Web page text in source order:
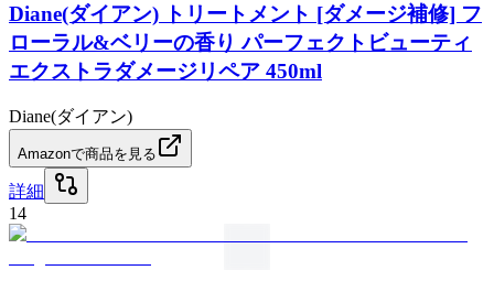
Diane(ダイアン) トリートメント [ダメージ補修] フ
ローラル&ベリーの香り パーフェクトビューティ
エクストラダメージリペア 450ml
Diane(ダイアン)
Amazonで商品を見る
詳細
14